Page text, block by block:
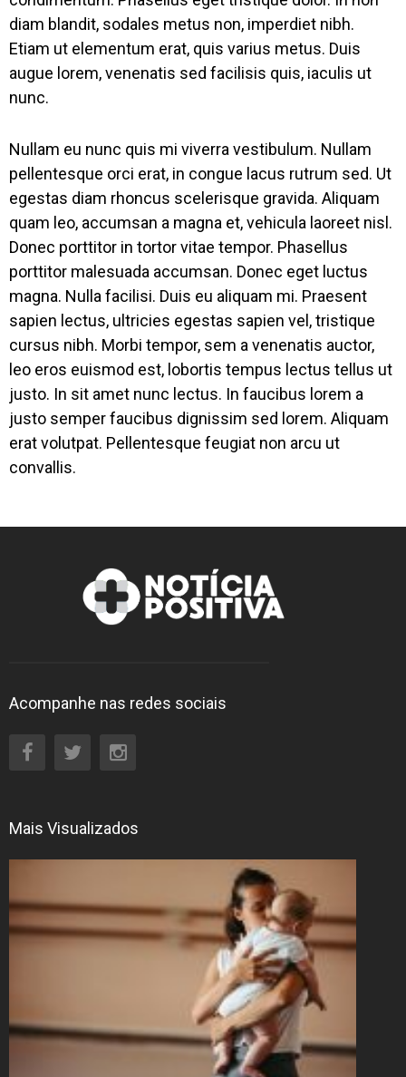
diam blandit, sodales metus non, imperdiet nibh.
Etiam ut elementum erat, quis varius metus. Duis
augue lorem, venenatis sed facilisis quis, iaculis ut
nunc.
Nullam eu nunc quis mi viverra vestibulum. Nullam
pellentesque orci erat, in congue lacus rutrum sed. Ut
egestas diam rhoncus scelerisque gravida. Aliquam
quam leo, accumsan a magna et, vehicula laoreet nisl.
Donec porttitor in tortor vitae tempor. Phasellus
porttitor malesuada accumsan. Donec eget luctus
magna. Nulla facilisi. Duis eu aliquam mi. Praesent
sapien lectus, ultricies egestas sapien vel, tristique
cursus nibh. Morbi tempor, sem a venenatis auctor,
leo eros euismod est, lobortis tempus lectus tellus ut
justo. In sit amet nunc lectus. In faucibus lorem a
justo semper faucibus dignissim sed lorem. Aliquam
erat volutpat. Pellentesque feugiat non arcu ut
convallis.
Acompanhe nas redes sociais
Mais Visualizados